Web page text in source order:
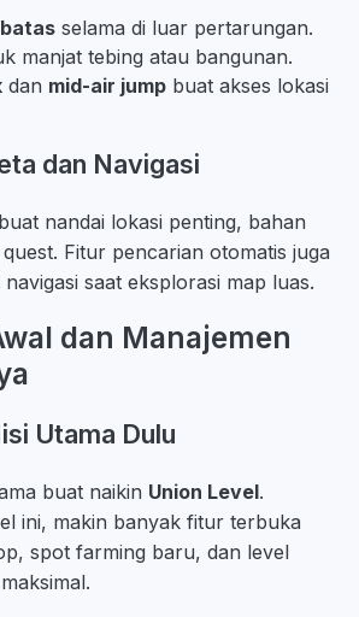
selama di luar pertarungan.
manjat tebing atau bangunan.
dan mid-air jump buat akses lokasi
dan Navigasi
nandai lokasi penting, bahan
Fitur pencarian otomatis juga
saat eksplorasi map luas.
dan Manajemen
Utama Dulu
buat naikin Union Level.
ini, makin banyak fitur terbuka
spot farming baru, dan level